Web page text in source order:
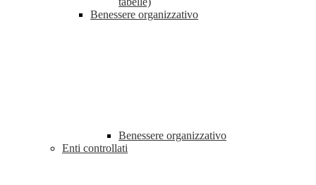
Benessere organizzativo
Benessere organizzativo
Enti controllati